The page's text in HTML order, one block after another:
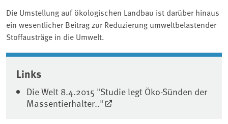
Die Umstellung auf ökologischen Landbau ist darüber hinaus
ein wesentlicher Beitrag zur Reduzierung umweltbelastender
Stoffausträge in die Umwelt.
Associated content
Links
Die Welt 8.4.2015 "Studie legt Öko-Sünden der
Massentierhalter.."